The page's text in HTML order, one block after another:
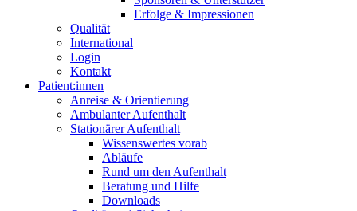
Erfolge & Impressionen
Qualität
International
Login
Kontakt
Patient:innen
Anreise & Orientierung
Ambulanter Aufenthalt
Stationärer Aufenthalt
Wissenswertes vorab
Abläufe
Rund um den Aufenthalt
Beratung und Hilfe
Downloads